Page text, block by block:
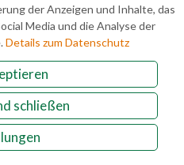
2 A-5522 St.
a. Tgb.
info@laemmerhof.at
Impressum
der Anzeigen und Inhalte, das
Media und die Analyse der
Details zum Datenschutz
schließen